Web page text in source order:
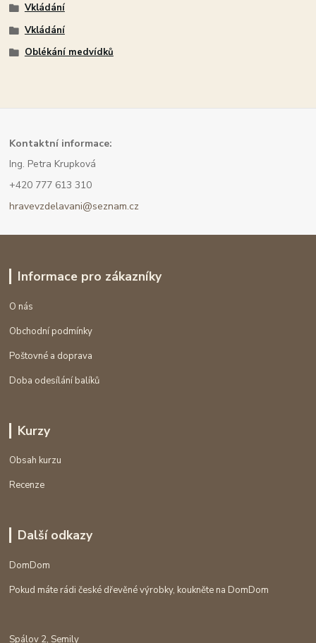
Vkládání
Vkládání
Oblékání medvídků
Kontaktní informace:
Ing. Petra Krupková
+420 777 613 310
hravevzdelavani@seznam.cz
Informace pro zákazníky
O nás
Obchodní podmínky
Poštovné a doprava
Doba odesílání balíků
Kurzy
Obsah kurzu
Recenze
Další odkazy
DomDom
Pokud máte rádi české dřevěné výrobky, koukněte na DomDom
Spálov 2, Semily